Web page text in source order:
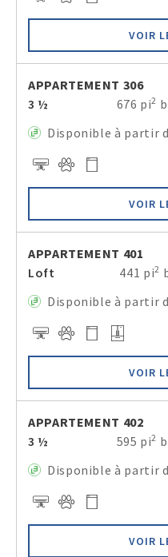
VOIR
APPARTEMENT 306
3 ½
676 pi2
Disponible à partir
VOIR
APPARTEMENT 401
Loft
441 pi2
Disponible à partir
VOIR
APPARTEMENT 402
3 ½
595 pi2
Disponible à partir
VOIR